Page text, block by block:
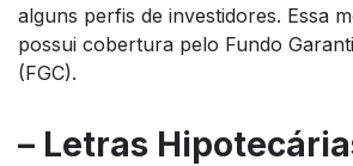
alguns perfis de investidores. Essa
possui cobertura pelo Fundo
(FGC).
– Letras